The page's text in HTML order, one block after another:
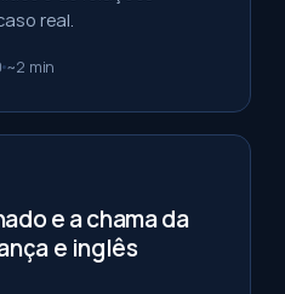
real.
~2 min
e a chama da
e inglês